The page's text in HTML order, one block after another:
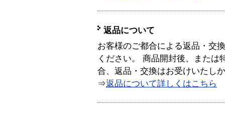
返品について
お客様のご都合による返品・交
ください。 商品開封後、または
合、返品・交換はお受けいたし
⇒返品について詳しくはこちら